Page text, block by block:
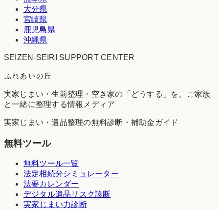
大分県
宮崎県
鹿児島県
沖縄県
SEIZEN-SEIRI SUPPORT CENTER
ふれあいの丘
実家じまい・生前整理・空き家の「どうする」を、ご家族
と一緒に整理する情報メディア
実家じまい・遺品整理の無料診断・補助金ガイド
無料ツール
無料ツール一覧
法定相続分シミュレーター
法要カレンダー
デジタル遺品リスク診断
実家じまい力診断